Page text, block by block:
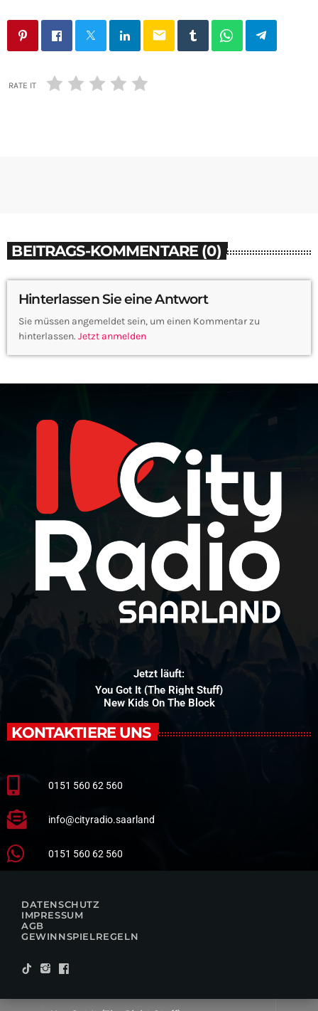
email
RATE IT
BEITRAGS-KOMMENTARE (0)
Hinterlassen Sie eine Antwort
Sie müssen angemeldet sein, um einen Kommentar zu
hinterlassen. Jetzt anmelden
Jetzt läuft:
You Got It (The Right Stuff)
New Kids On The Block
KONTAKTIERE UNS
0151 560 62 560
info@cityradio.saarland
0151 560 62 560
DATENSCHUTZ
IMPRESSUM
AGB
GEWINNSPIELREGELN